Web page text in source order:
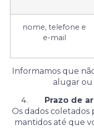
nome, telefone e
e-mail
Informamos que
alugar ou
Prazo de
Os dados coletados
mantidos até que